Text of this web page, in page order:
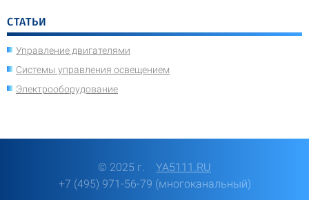
СТАТЬИ
Управление двигателями
Системы управления освещением
Электрооборудование
© 2025 г. YA5111.RU
+7 (495) 971-56-79 (многоканальный)